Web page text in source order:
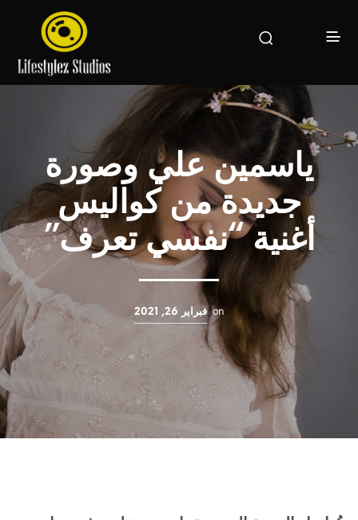
ياسمين علي وصورة
جديدة من كواليس
أغنية “نفسي تعرف”
on فبراير 26, 2021